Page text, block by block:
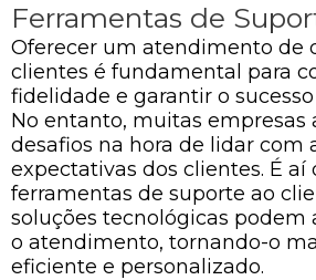
Ferramentas de
Oferecer um atendimento de
clientes é fundamental para
fidelidade e garantir o
No entanto, muitas empresas
desafios na hora de lidar com
expectativas dos clientes. É aí
ferramentas de suporte ao
soluções tecnológicas
o atendimento, tornando-o
eficiente e personalizado.